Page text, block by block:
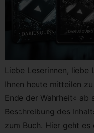
Liebe Leserinnen, liebe
Ihnen heute mitteilen
Ende der Wahrheit«
Beschreibung des
zum Buch. Hier geht